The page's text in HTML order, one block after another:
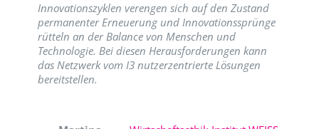
Innovationszyklen verengen sich auf den Zustand
permanenter Erneuerung und Innovationssprünge
rütteln an der Balance von Menschen und
Technologie. Bei diesen Herausforderungen kann
das Netzwerk vom I3 nutzerzentrierte Lösungen
bereitstellen.